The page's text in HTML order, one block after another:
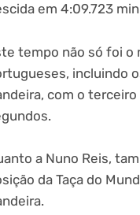
em 4:09.723
tempo não só foi o
incluindo
com o
a Nuno Reis,
da Taça do